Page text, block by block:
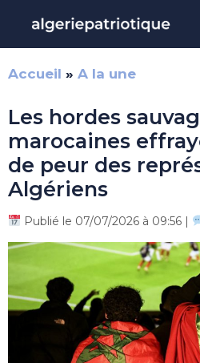
contenu
Accueil » A la une
Les hordes
marocaines
de peur des
Algériens
Publié le 07/07/2026 à 09:56 |